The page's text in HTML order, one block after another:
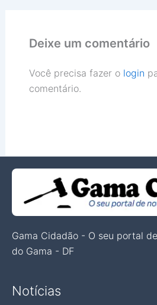
Deixe um comentário
Você precisa fazer o login
comentário.
Gama Cidadão - O seu portal
do Gama - DF
Notícias